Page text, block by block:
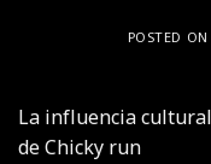
POSTED ON
La influencia
de Chicky run